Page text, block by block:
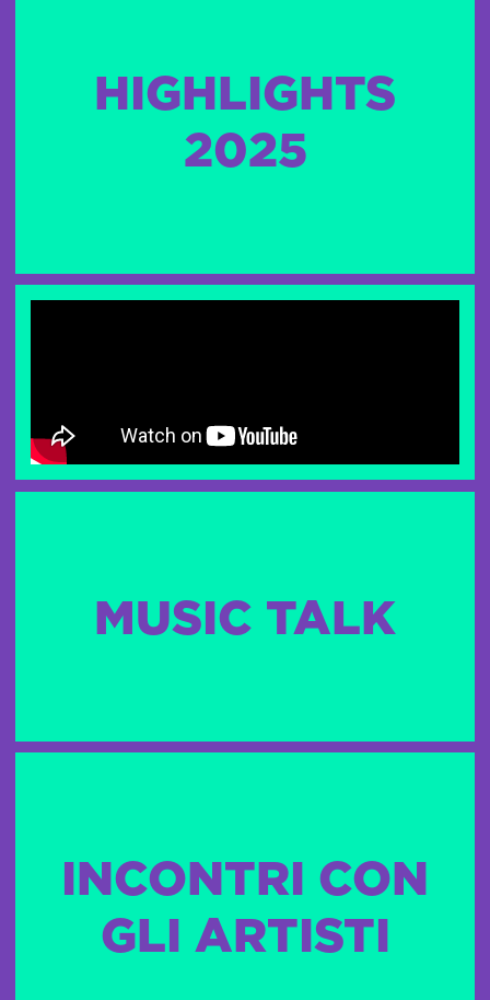
HIGHLIGHTS
2025
MUSIC TALK
INCONTRI CON
GLI ARTISTI